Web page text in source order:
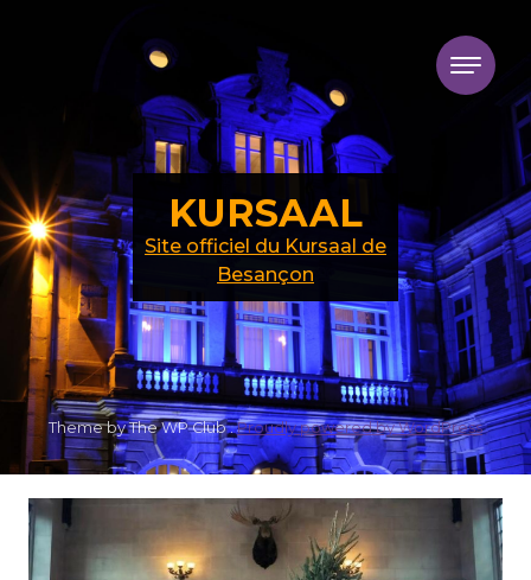
KURSAAL
Site officiel du Kursaal de
Besançon
Theme by The WP Club .Proudly powered by WordPress